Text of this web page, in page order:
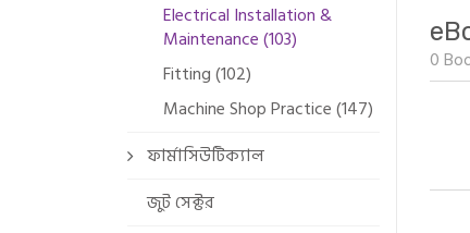
Electrical Installation &
Maintenance (103)
Fitting (102)
Machine Shop Practice (147)
ফার্মাসিউটিক্যাল
জুট সেক্টর
0